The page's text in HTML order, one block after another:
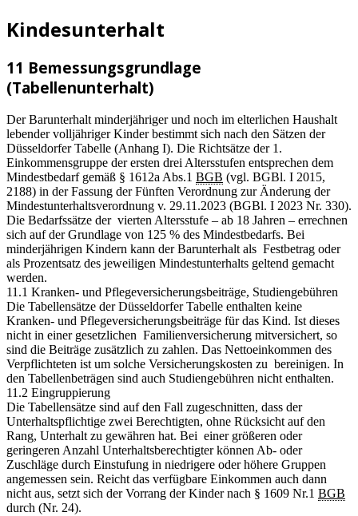
Kindesunterhalt
11 Bemessungsgrundlage
(Tabellenunterhalt)
Der Barunterhalt minderjähriger und noch im elterlichen Haushalt
lebender volljähriger Kinder bestimmt sich nach den Sätzen der
Düsseldorfer Tabelle (Anhang I). Die Richtsätze der 1.
Einkommensgruppe der ersten drei Altersstufen entsprechen dem
Mindestbedarf gemäß § 1612a Abs.1 BGB (vgl. BGBl. I 2015,
2188) in der Fassung der Fünften Verordnung zur Änderung der
Mindestunterhaltsverordnung v. 29.11.2023 (BGBl. I 2023 Nr. 330).
Die Bedarfssätze der vierten Altersstufe – ab 18 Jahren – errechnen
sich auf der Grundlage von 125 % des Mindestbedarfs. Bei
minderjährigen Kindern kann der Barunterhalt als Festbetrag oder
als Prozentsatz des jeweiligen Mindestunterhalts geltend gemacht
werden.
11.1 Kranken- und Pflegeversicherungsbeiträge, Studiengebühren
Die Tabellensätze der Düsseldorfer Tabelle enthalten keine
Kranken- und Pflegeversicherungsbeiträge für das Kind. Ist dieses
nicht in einer gesetzlichen Familienversicherung mitversichert, so
sind die Beiträge zusätzlich zu zahlen. Das Nettoeinkommen des
Verpflichteten ist um solche Versicherungskosten zu bereinigen. In
den Tabellenbeträgen sind auch Studiengebühren nicht enthalten.
11.2 Eingruppierung
Die Tabellensätze sind auf den Fall zugeschnitten, dass der
Unterhaltspflichtige zwei Berechtigten, ohne Rücksicht auf den
Rang, Unterhalt zu gewähren hat. Bei einer größeren oder
geringeren Anzahl Unterhaltsberechtigter können Ab- oder
Zuschläge durch Einstufung in niedrigere oder höhere Gruppen
angemessen sein. Reicht das verfügbare Einkommen auch dann
nicht aus, setzt sich der Vorrang der Kinder nach § 1609 Nr.1 BGB
durch (Nr. 24).